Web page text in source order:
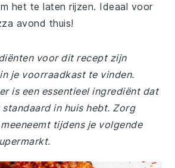
het te laten rijzen. Ideaal voor
avond thuis!
voor dit recept zijn
je voorraadkast te vinden.
is een essentieel ingrediënt dat
in huis hebt. Zorg
tijdens je volgende